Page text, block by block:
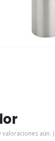
valoraciones aún. )